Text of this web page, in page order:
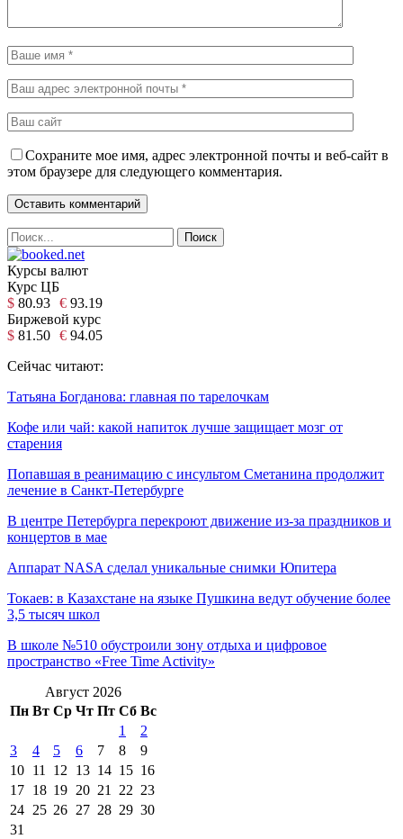
Сохраните мое имя, адрес электронной почты и веб-сайт в
этом браузере для следующего комментария.
Курсы валют
Курс ЦБ
$ 80.93 € 93.19
Биржевой курс
$ 81.50 € 94.05
Сейчас читают:
Татьяна Богданова: главная по тарелочкам
Кофе или чай: какой напиток лучше защищает мозг от
старения
Попавшая в реанимацию с инсультом Сметанина продолжит
лечение в Санкт-Петербурге
В центре Петербурга перекроют движение из-за праздников и
концертов в мае
Аппарат NASA сделал уникальные снимки Юпитера
Токаев: в Казахстане на языке Пушкина ведут обучение более
3,5 тысяч школ
В школе №510 обустроили зону отдыха и цифровое
пространство «Free Time Activity»
Август 2026
Пн Вт Ср Чт Пт Сб Вс
1
2
3
4 5 6 7 8
9
10 11 12 13 14 15 16
17 18 19 20 21 22 23
24 25 26 27 28 29 30
31